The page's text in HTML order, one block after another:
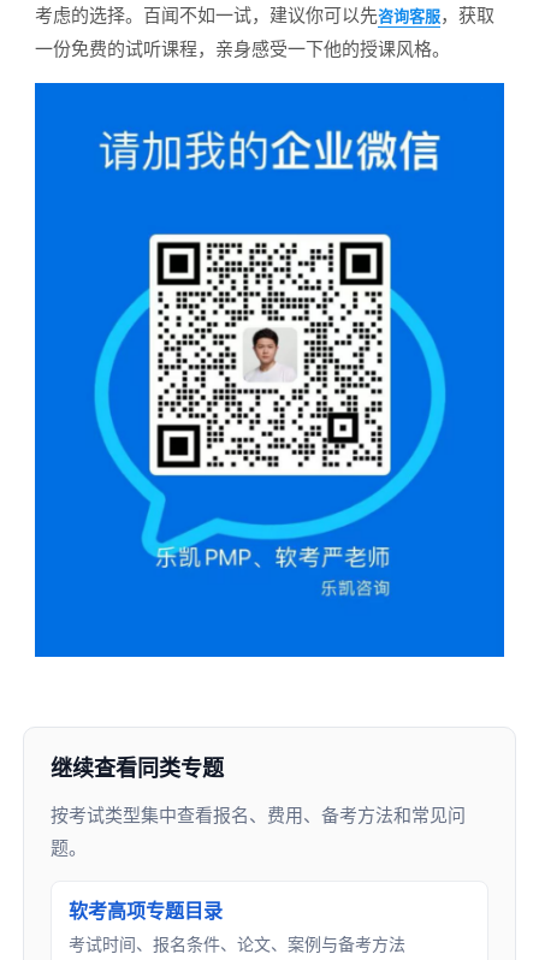
考虑的选择。百闻不如一试，建议你可以先咨询客服，获取
一份免费的试听课程，亲身感受一下他的授课风格。
继续查看同类专题
按考试类型集中查看报名、费用、备考方法和常见问
题。
软考高项专题目录
考试时间、报名条件、论文、案例与备考方法